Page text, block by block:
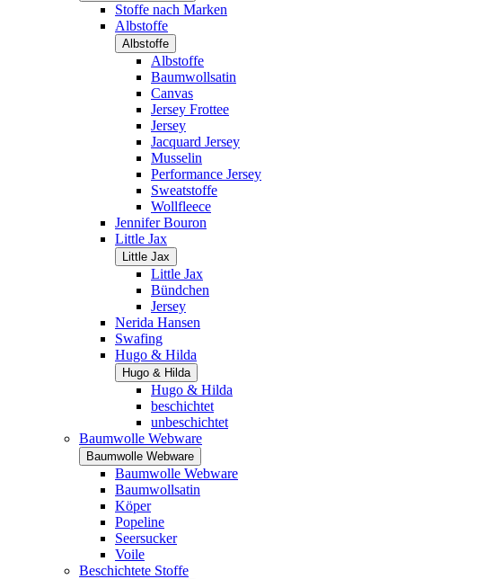
Stoffe nach Marken
Albstoffe
Albstoffe
Albstoffe
Baumwollsatin
Canvas
Jersey Frottee
Jersey
Jacquard Jersey
Musselin
Performance Jersey
Sweatstoffe
Wollfleece
Jennifer Bouron
Little Jax
Little Jax
Little Jax
Bündchen
Jersey
Nerida Hansen
Swafing
Hugo & Hilda
Hugo & Hilda
Hugo & Hilda
beschichtet
unbeschichtet
Baumwolle Webware
Baumwolle Webware
Baumwolle Webware
Baumwollsatin
Köper
Popeline
Seersucker
Voile
Beschichtete Stoffe